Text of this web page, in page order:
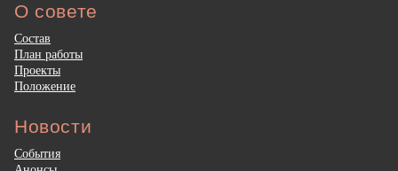
О совете
Состав
План работы
Проекты
Положение
Новости
События